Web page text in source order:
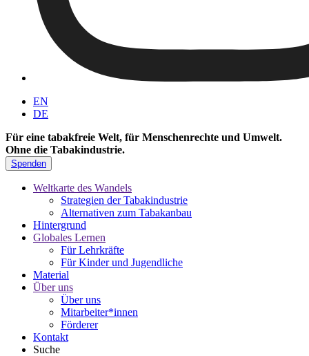
EN
DE
Für eine tabakfreie Welt, für Menschenrechte und Umwelt.
Ohne die Tabakindustrie.
Spenden
Weltkarte des Wandels
Strategien der Tabakindustrie
Alternativen zum Tabakanbau
Hintergrund
Globales Lernen
Für Lehrkräfte
Für Kinder und Jugendliche
Material
Über uns
Über uns
Mitarbeiter*innen
Förderer
Kontakt
Suche